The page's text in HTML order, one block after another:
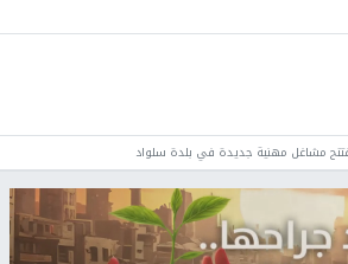
مشاغل مهنية جديدة في بلدة سلواد